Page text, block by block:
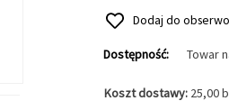
Dodaj do
Dostępność: Towar
Koszt dostawy: 25,00